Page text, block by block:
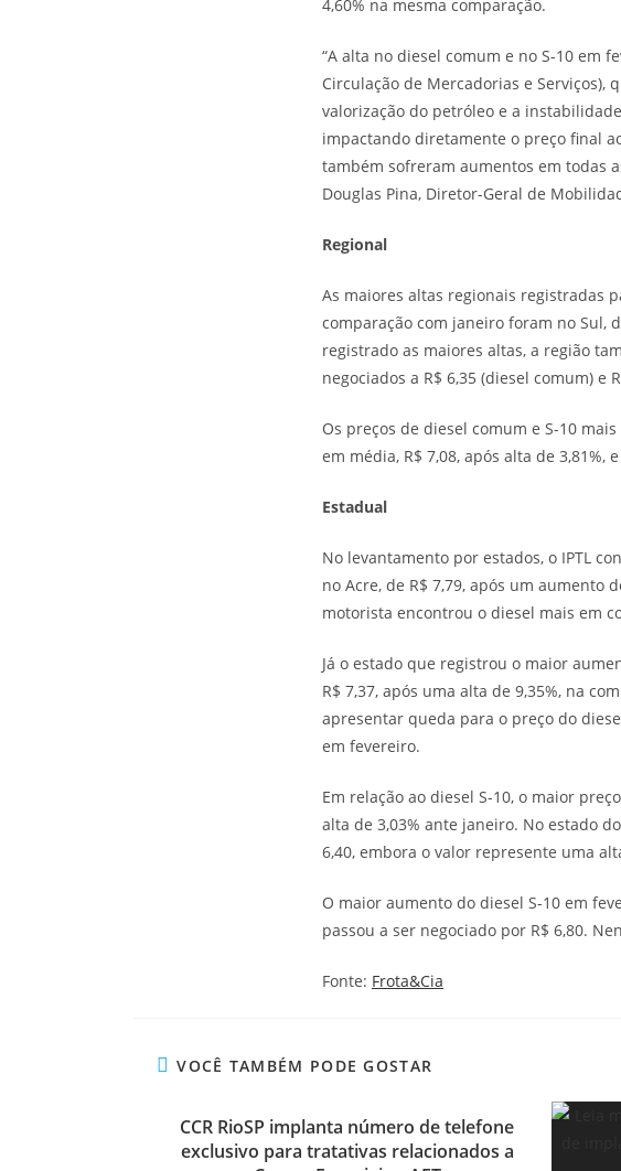
4,60% na mesma comparação.
“A alta no diesel comum e no S-10 em
Circulação de Mercadorias e Serviços),
valorização do petróleo e a
impactando diretamente o preço final
também sofreram aumentos em todas
Douglas Pina, Diretor-Geral de
Regional
As maiores altas regionais registradas
comparação com janeiro foram no Sul,
registrado as maiores altas, a região
negociados a R$ 6,35 (diesel comum) e
Os preços de diesel comum e S-10
em média, R$ 7,08, após alta de 3,81%,
Estadual
No levantamento por estados, o IPTL
no Acre, de R$ 7,79, após um aumento
motorista encontrou o diesel mais em
Já o estado que registrou o maior
R$ 7,37, após uma alta de 9,35%, na
apresentar queda para o preço do
em fevereiro.
Em relação ao diesel S-10, o maior
alta de 3,03% ante janeiro. No estado
6,40, embora o valor represente uma
O maior aumento do diesel S-10 em
passou a ser negociado por R$ 6,80.
Fonte: Frota&Cia
VOCÊ TAMBÉM PODE GOSTAR
CCR RioSP implanta número de telefone
exclusivo para tratativas relacionados a